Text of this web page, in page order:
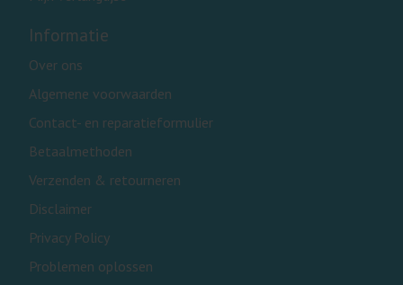
Informatie
Over ons
Algemene voorwaarden
Contact- en reparatieformulier
Betaalmethoden
Verzenden & retourneren
Disclaimer
Privacy Policy
Problemen oplossen